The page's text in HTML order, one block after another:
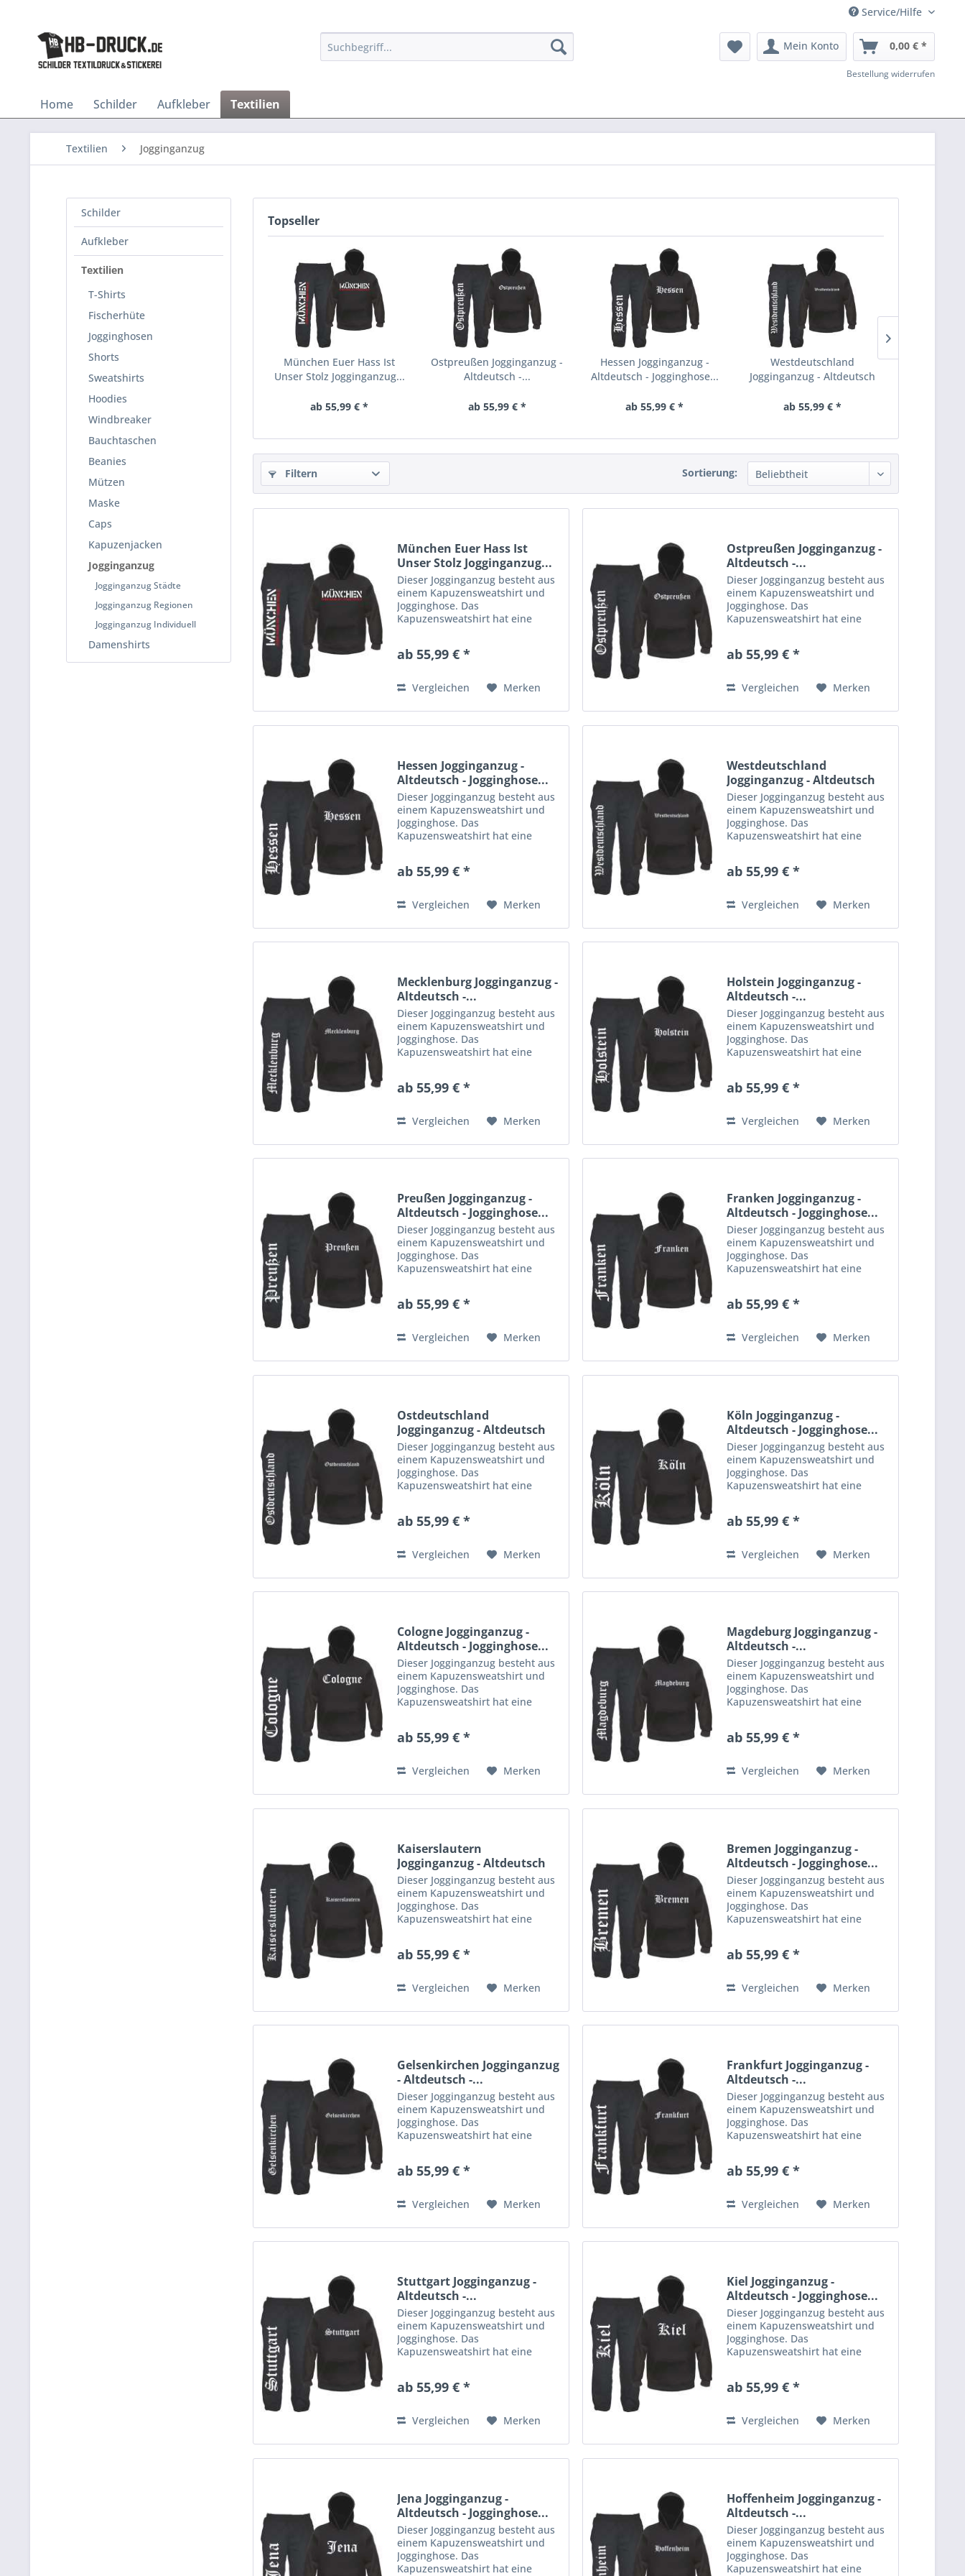
Service/Hilfe
Mein Konto 0,00 € *
Bestellung widerrufen
Home Schilder Aufkleber Textilien
Textilien Jogginganzug
Schilder
Aufkleber
Textilien
T-Shirts
Fischerhüte
Jogginghosen
Shorts
Sweatshirts
Hoodies
Windbreaker
Bauchtaschen
Beanies
Mützen
Maske
Caps
Kapuzenjacken
Jogginganzug
Jogginganzug Städte
Jogginganzug Regionen
Jogginganzug Individuell
Damenshirts
Topseller
München Euer Hass Ist
Unser Stolz Jogginganzug...
ab 55,99 € *
Ostpreußen Jogginganzug -
Altdeutsch -...
ab 55,99 € *
Hessen Jogginganzug -
Altdeutsch - Jogginghose...
ab 55,99 € *
Westdeutschland
Jogginganzug - Altdeutsch
ab 55,99 € *
Filtern Sortierung:
München Euer Hass Ist
Unser Stolz Jogginganzug...
Dieser Jogginganzug besteht aus
einem Kapuzensweatshirt und
Jogginghose. Das
Kapuzensweatshirt hat eine
Rippstrickbündchen an Ärmeln
gemütlichem Sweatstoff...
ab 55,99 € *
Vergleichen Merken
Ostpreußen Jogginganzug -
Altdeutsch -...
Dieser Jogginganzug besteht aus
einem Kapuzensweatshirt und
Jogginghose. Das
Kapuzensweatshirt hat eine
Rippstrickbündchen an Ärmeln
gemütlichem Sweatstoff...
ab 55,99 € *
Vergleichen Merken
Hessen Jogginganzug -
Altdeutsch - Jogginghose...
Dieser Jogginganzug besteht aus
einem Kapuzensweatshirt und
Jogginghose. Das
Kapuzensweatshirt hat eine
Rippstrickbündchen an Ärmeln
gemütlichem Sweatstoff...
ab 55,99 € *
Vergleichen Merken
Westdeutschland
Jogginganzug - Altdeutsch
-...
Dieser Jogginganzug besteht aus
einem Kapuzensweatshirt und
Jogginghose. Das
Kapuzensweatshirt hat eine
Rippstrickbündchen an Ärmeln
gemütlichem Sweatstoff...
ab 55,99 € *
Vergleichen Merken
Mecklenburg Jogginganzug -
Altdeutsch -...
Dieser Jogginganzug besteht aus
einem Kapuzensweatshirt und
Jogginghose. Das
Kapuzensweatshirt hat eine
Rippstrickbündchen an Ärmeln
gemütlichem Sweatstoff...
ab 55,99 € *
Vergleichen Merken
Holstein Jogginganzug -
Altdeutsch -...
Dieser Jogginganzug besteht aus
einem Kapuzensweatshirt und
Jogginghose. Das
Kapuzensweatshirt hat eine
Rippstrickbündchen an Ärmeln
gemütlichem Sweatstoff...
ab 55,99 € *
Vergleichen Merken
Preußen Jogginganzug -
Altdeutsch - Jogginghose...
Dieser Jogginganzug besteht aus
einem Kapuzensweatshirt und
Jogginghose. Das
Kapuzensweatshirt hat eine
Rippstrickbündchen an Ärmeln
gemütlichem Sweatstoff...
ab 55,99 € *
Vergleichen Merken
Franken Jogginganzug -
Altdeutsch - Jogginghose...
Dieser Jogginganzug besteht aus
einem Kapuzensweatshirt und
Jogginghose. Das
Kapuzensweatshirt hat eine
Rippstrickbündchen an Ärmeln
gemütlichem Sweatstoff...
ab 55,99 € *
Vergleichen Merken
Ostdeutschland
Jogginganzug - Altdeutsch
-...
Dieser Jogginganzug besteht aus
einem Kapuzensweatshirt und
Jogginghose. Das
Kapuzensweatshirt hat eine
Rippstrickbündchen an Ärmeln
gemütlichem Sweatstoff...
ab 55,99 € *
Vergleichen Merken
Köln Jogginganzug -
Altdeutsch - Jogginghose...
Dieser Jogginganzug besteht aus
einem Kapuzensweatshirt und
Jogginghose. Das
Kapuzensweatshirt hat eine
Rippstrickbündchen an Ärmeln
gemütlichem Sweatstoff...
ab 55,99 € *
Vergleichen Merken
Cologne Jogginganzug -
Altdeutsch - Jogginghose...
Dieser Jogginganzug besteht aus
einem Kapuzensweatshirt und
Jogginghose. Das
Kapuzensweatshirt hat eine
Rippstrickbündchen an Ärmeln
gemütlichem Sweatstoff...
ab 55,99 € *
Vergleichen Merken
Magdeburg Jogginganzug -
Altdeutsch -...
Dieser Jogginganzug besteht aus
einem Kapuzensweatshirt und
Jogginghose. Das
Kapuzensweatshirt hat eine
Rippstrickbündchen an Ärmeln
gemütlichem Sweatstoff...
ab 55,99 € *
Vergleichen Merken
Kaiserslautern
Jogginganzug - Altdeutsch
-...
Dieser Jogginganzug besteht aus
einem Kapuzensweatshirt und
Jogginghose. Das
Kapuzensweatshirt hat eine
Rippstrickbündchen an Ärmeln
gemütlichem Sweatstoff...
ab 55,99 € *
Vergleichen Merken
Bremen Jogginganzug -
Altdeutsch - Jogginghose...
Dieser Jogginganzug besteht aus
einem Kapuzensweatshirt und
Jogginghose. Das
Kapuzensweatshirt hat eine
Rippstrickbündchen an Ärmeln
gemütlichem Sweatstoff...
ab 55,99 € *
Vergleichen Merken
Gelsenkirchen Jogginganzug
- Altdeutsch -...
Dieser Jogginganzug besteht aus
einem Kapuzensweatshirt und
Jogginghose. Das
Kapuzensweatshirt hat eine
Rippstrickbündchen an Ärmeln
gemütlichem Sweatstoff...
ab 55,99 € *
Vergleichen Merken
Frankfurt Jogginganzug -
Altdeutsch -...
Dieser Jogginganzug besteht aus
einem Kapuzensweatshirt und
Jogginghose. Das
Kapuzensweatshirt hat eine
Rippstrickbündchen an Ärmeln
gemütlichem Sweatstoff...
ab 55,99 € *
Vergleichen Merken
Stuttgart Jogginganzug -
Altdeutsch -...
Dieser Jogginganzug besteht aus
einem Kapuzensweatshirt und
Jogginghose. Das
Kapuzensweatshirt hat eine
Rippstrickbündchen an Ärmeln
gemütlichem Sweatstoff...
ab 55,99 € *
Vergleichen Merken
Kiel Jogginganzug -
Altdeutsch - Jogginghose...
Dieser Jogginganzug besteht aus
einem Kapuzensweatshirt und
Jogginghose. Das
Kapuzensweatshirt hat eine
Rippstrickbündchen an Ärmeln
gemütlichem Sweatstoff...
ab 55,99 € *
Vergleichen Merken
Jena Jogginganzug -
Altdeutsch - Jogginghose...
Dieser Jogginganzug besteht aus
einem Kapuzensweatshirt und
Jogginghose. Das
Kapuzensweatshirt hat eine
Hoffenheim Jogginganzug -
Altdeutsch -...
Dieser Jogginganzug besteht aus
einem Kapuzensweatshirt und
Jogginghose. Das
Kapuzensweatshirt hat eine